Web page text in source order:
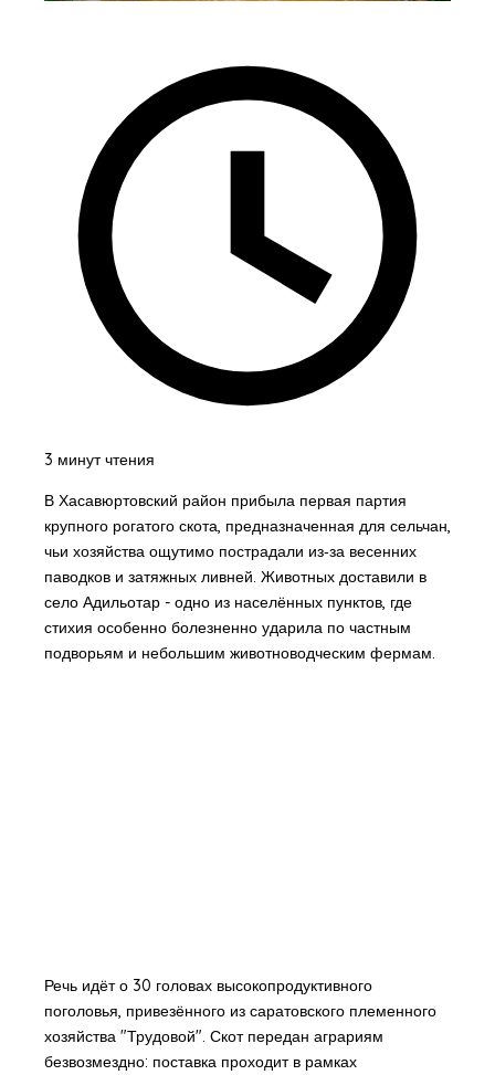
3 минут чтения
В Хасавюртовский район прибыла первая партия
крупного рогатого скота, предназначенная для сельчан,
чьи хозяйства ощутимо пострадали из‑за весенних
паводков и затяжных ливней. Животных доставили в
село Адильотар - одно из населённых пунктов, где
стихия особенно болезненно ударила по частным
подворьям и небольшим животноводческим фермам.
Речь идёт о 30 головах высокопродуктивного
поголовья, привезённого из саратовского племенного
хозяйства "Трудовой". Скот передан аграриям
безвозмездно: поставка проходит в рамках